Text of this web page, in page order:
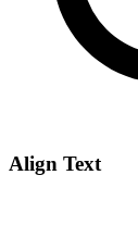
Align Text